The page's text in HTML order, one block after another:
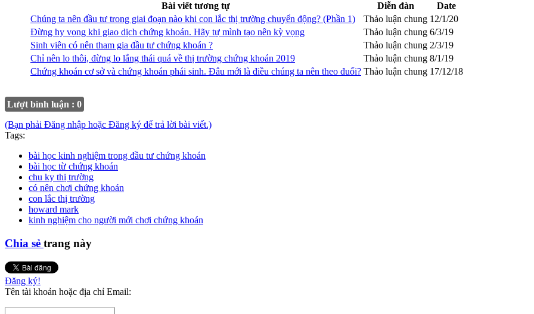
Bài viết tương tự Diễn đàn
Date
Chúng ta nên đầu tư trong giai đoạn nào khi con lắc thị trường chuyển động? (Phần 1)
Thảo luận chung 12/1/20
Đừng hy vọng khi giao dịch chứng khoán. Hãy tự mình tạo nên kỳ vọng
Thảo luận chung 6/3/19
Sinh viên có nên tham gia đầu tư chứng khoán ?
Thảo luận chung 2/3/19
Chỉ nên lo thôi, đừng lo lắng thái quá về thị trường chứng khoán 2019
Thảo luận chung 8/1/19
Chứng khoán cơ sở và chứng khoán phái sinh. Đâu mới là điều chúng ta nên theo đuổi? Thảo luận chung 17/12/18
Lượt bình luận : 0
(Bạn phải Đăng nhập hoặc Đăng ký để trả lời bài viết.)
Tags:
bài học kinh nghiệm trong đầu tư chứng khoán
bài học từ chứng khoán
chu ky thị trường
có nên chơi chứng khoán
con lắc thị trường
howard mark
kinh nghiệm cho người mới chơi chứng khoán
Chia sẻ trang này
Đăng ký!
Tên tài khoản hoặc địa chỉ Email: